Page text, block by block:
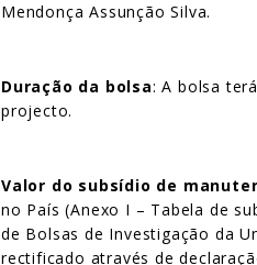
Mendonça Assunção Silva.
Duração da bolsa: A bolsa
projecto.
Valor do subsídio de
no País (Anexo I – Tabela de
de Bolsas de Investigação da
rectificado através de